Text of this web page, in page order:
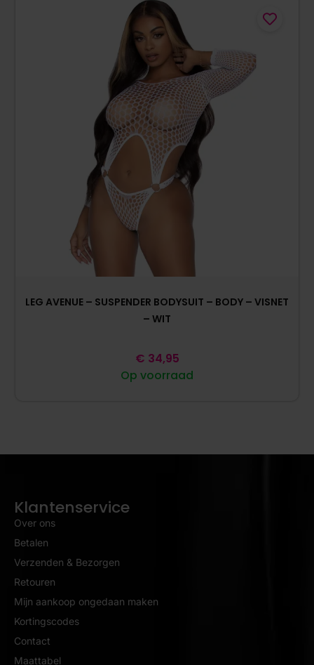
LEG AVENUE – SUSPENDER BODYSUIT – BODY – VISNET
– WIT
Op voorraad
€ 34,95
Klantenservice
Over ons
Betalen
Verzenden & Bezorgen
Retouren
Mijn aankoop ongedaan maken
Kortingscodes
Contact
Maattabel